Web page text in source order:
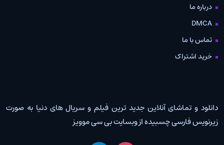
درباره ما
DMCA
تماس با ما
خرید اشتراک
دانلود و تماشای آنلاین جدید ترین فیلم و سریال های دنیا به صورت
زیرنویس فارسی چسبیده از وبسایت بی سی موویز